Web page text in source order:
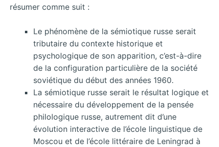
résumer comme suit :
Le phénomène de la sémiotique russe serait
tributaire du contexte historique et
psychologique de son apparition, c’est-à-dire
de la configuration particulière de la société
soviétique du début des années 1960.
La sémiotique russe serait le résultat logique et
nécessaire du développement de la pensée
philologique russe, autrement dit d’une
évolution interactive de l’école linguistique de
Moscou et de l’école littéraire de Leningrad à